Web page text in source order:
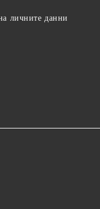
личните данни